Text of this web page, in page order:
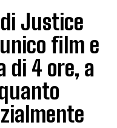
Justice
film e
di 4 ore, a